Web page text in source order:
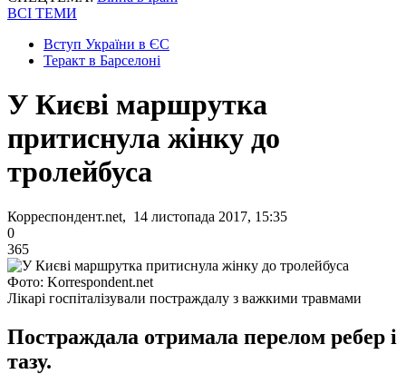
ВСІ ТЕМИ
Вступ України в ЄС
Теракт в Барселоні
У Києві маршрутка
притиснула жінку до
тролейбуса
Корреспондент.net, 14 листопада 2017, 15:35
0
365
Фото: Korrespondent.net
Лікарі госпіталізували постраждалу з важкими травмами
Постраждала отримала перелом ребер і
тазу.